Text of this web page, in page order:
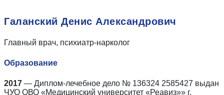
Галанский Денис Александрович
Главный врач, психиатр-нарколог
Образование
2017 — Диплом-лечебное дело № 136324 2585427 выдан
ЧУО ОВО «Медицинский университет «Реавиз»» г.